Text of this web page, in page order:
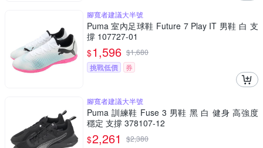
腳寬者建議大半號
Puma 室內足球鞋 Future 7 Play IT 男鞋 白 支
撐 107727-01
$1,596 $1,680
挑戰低價
券
腳寬者建議大半號
Puma 訓練鞋 Fuse 3 男鞋 黑 白 健身 高強度
穩定 支撐 378107-12
$2,261 $2,380